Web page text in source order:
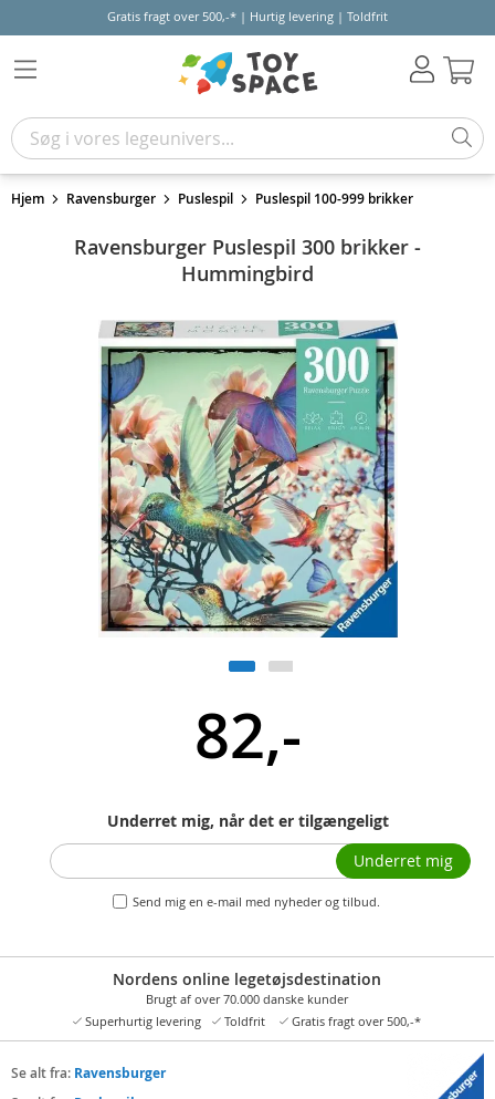
Gratis fragt over 500,-* | Hurtig levering | Toldfrit
Hjem Ravensburger Puslespil Puslespil 100-999 brikker
Ravensburger Puslespil 300 brikker -
Hummingbird
82,-
Underret mig, når det er tilgængeligt
Send mig en e-mail med nyheder og tilbud.
Underret mig
Nordens online legetøjsdestination
Brugt af over 70.000 danske kunder
Superhurtig levering
Toldfrit Gratis fragt over 500,-*
Se alt fra: Ravensburger